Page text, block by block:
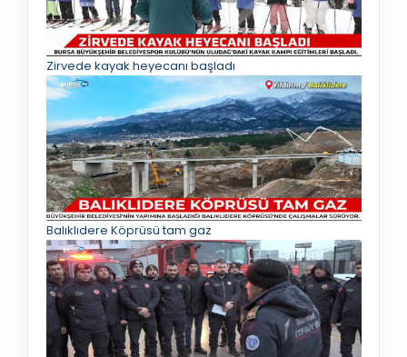
Zirvede kayak heyecanı başladı
Balıklıdere Köprüsü tam gaz